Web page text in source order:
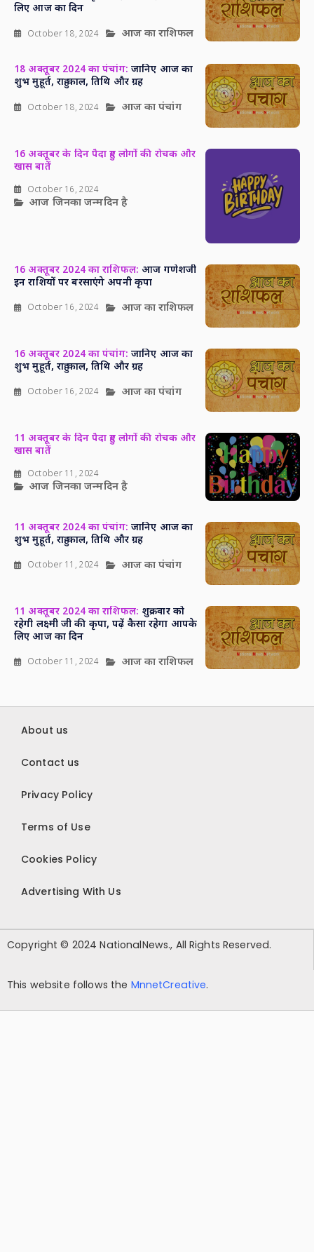
लिए आज का दिन
October 18, 2024 आज का राशिफल
18 अक्तूबर 2024 का पंचांग: जानिए आज का
शुभ मुहूर्त, राहु काल, तिथि और ग्रह
October 18, 2024 आज का पंचांग
16 अक्तूबर के दिन पैदा हुए लोगों की रोचक और
खास बातें
October 16, 2024
आज जिनका जन्मदिन है
16 अक्तूबर 2024 का राशिफल: आज गणेशजी
इन राशियों पर बरसाएंगे अपनी कृपा
October 16, 2024 आज का राशिफल
16 अक्तूबर 2024 का पंचांग: जानिए आज का
शुभ मुहूर्त, राहु काल, तिथि और ग्रह
October 16, 2024 आज का पंचांग
11 अक्तूबर के दिन पैदा हुए लोगों की रोचक और
खास बातें
October 11, 2024
आज जिनका जन्मदिन है
11 अक्तूबर 2024 का पंचांग: जानिए आज का
शुभ मुहूर्त, राहु काल, तिथि और ग्रह
October 11, 2024 आज का पंचांग
11 अक्तूबर 2024 का राशिफल: शुक्रवार को
रहेगी लक्ष्मी जी की कृपा, पढ़ें कैसा रहेगा आपके
लिए आज का दिन
October 11, 2024 आज का राशिफल
About us
Contact us
Privacy Policy
Terms of Use
Cookies Policy
Advertising With Us
Copyright © 2024 NationalNews., All Rights Reserved.
This website follows the MnnetCreative.